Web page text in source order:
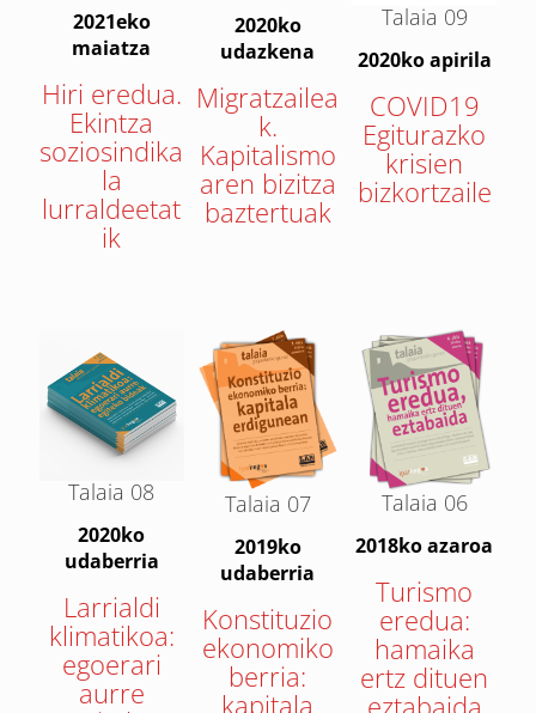
2021eko
maiatza
Hiri eredua.
Ekintza
soziosindika
la
lurraldeetat
ik
2020ko
udazkena
Migratzailea
k.
Kapitalismo
aren bizitza
baztertuak
Talaia 09
2020ko apirila
COVID19
Egiturazko
krisien
bizkortzaile
Talaia 08
2020ko
udaberria
Larrialdi
klimatikoa:
egoerari
aurre
Talaia 07
2019ko
udaberria
Konstituzio
ekonomiko
berria:
kapitala
Talaia 06
2018ko azaroa
Turismo
eredua:
hamaika
ertz dituen
eztabaida